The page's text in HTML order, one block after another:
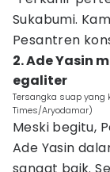
Sukabumi.
Pesantren
2. Ade Yasin
egaliter
Tersangka suap yang
Times/Aryodamar)
Meski begitu,
Ade Yasin